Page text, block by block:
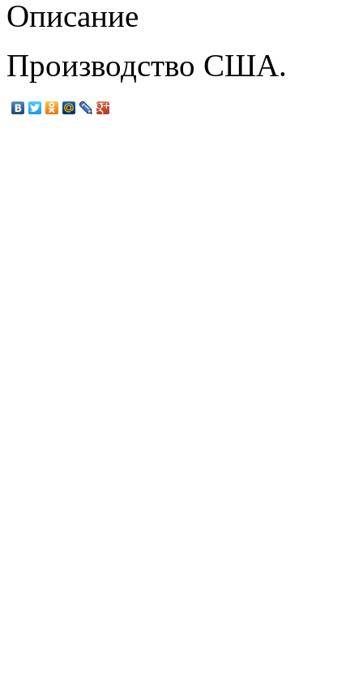
Описание
Производство США.